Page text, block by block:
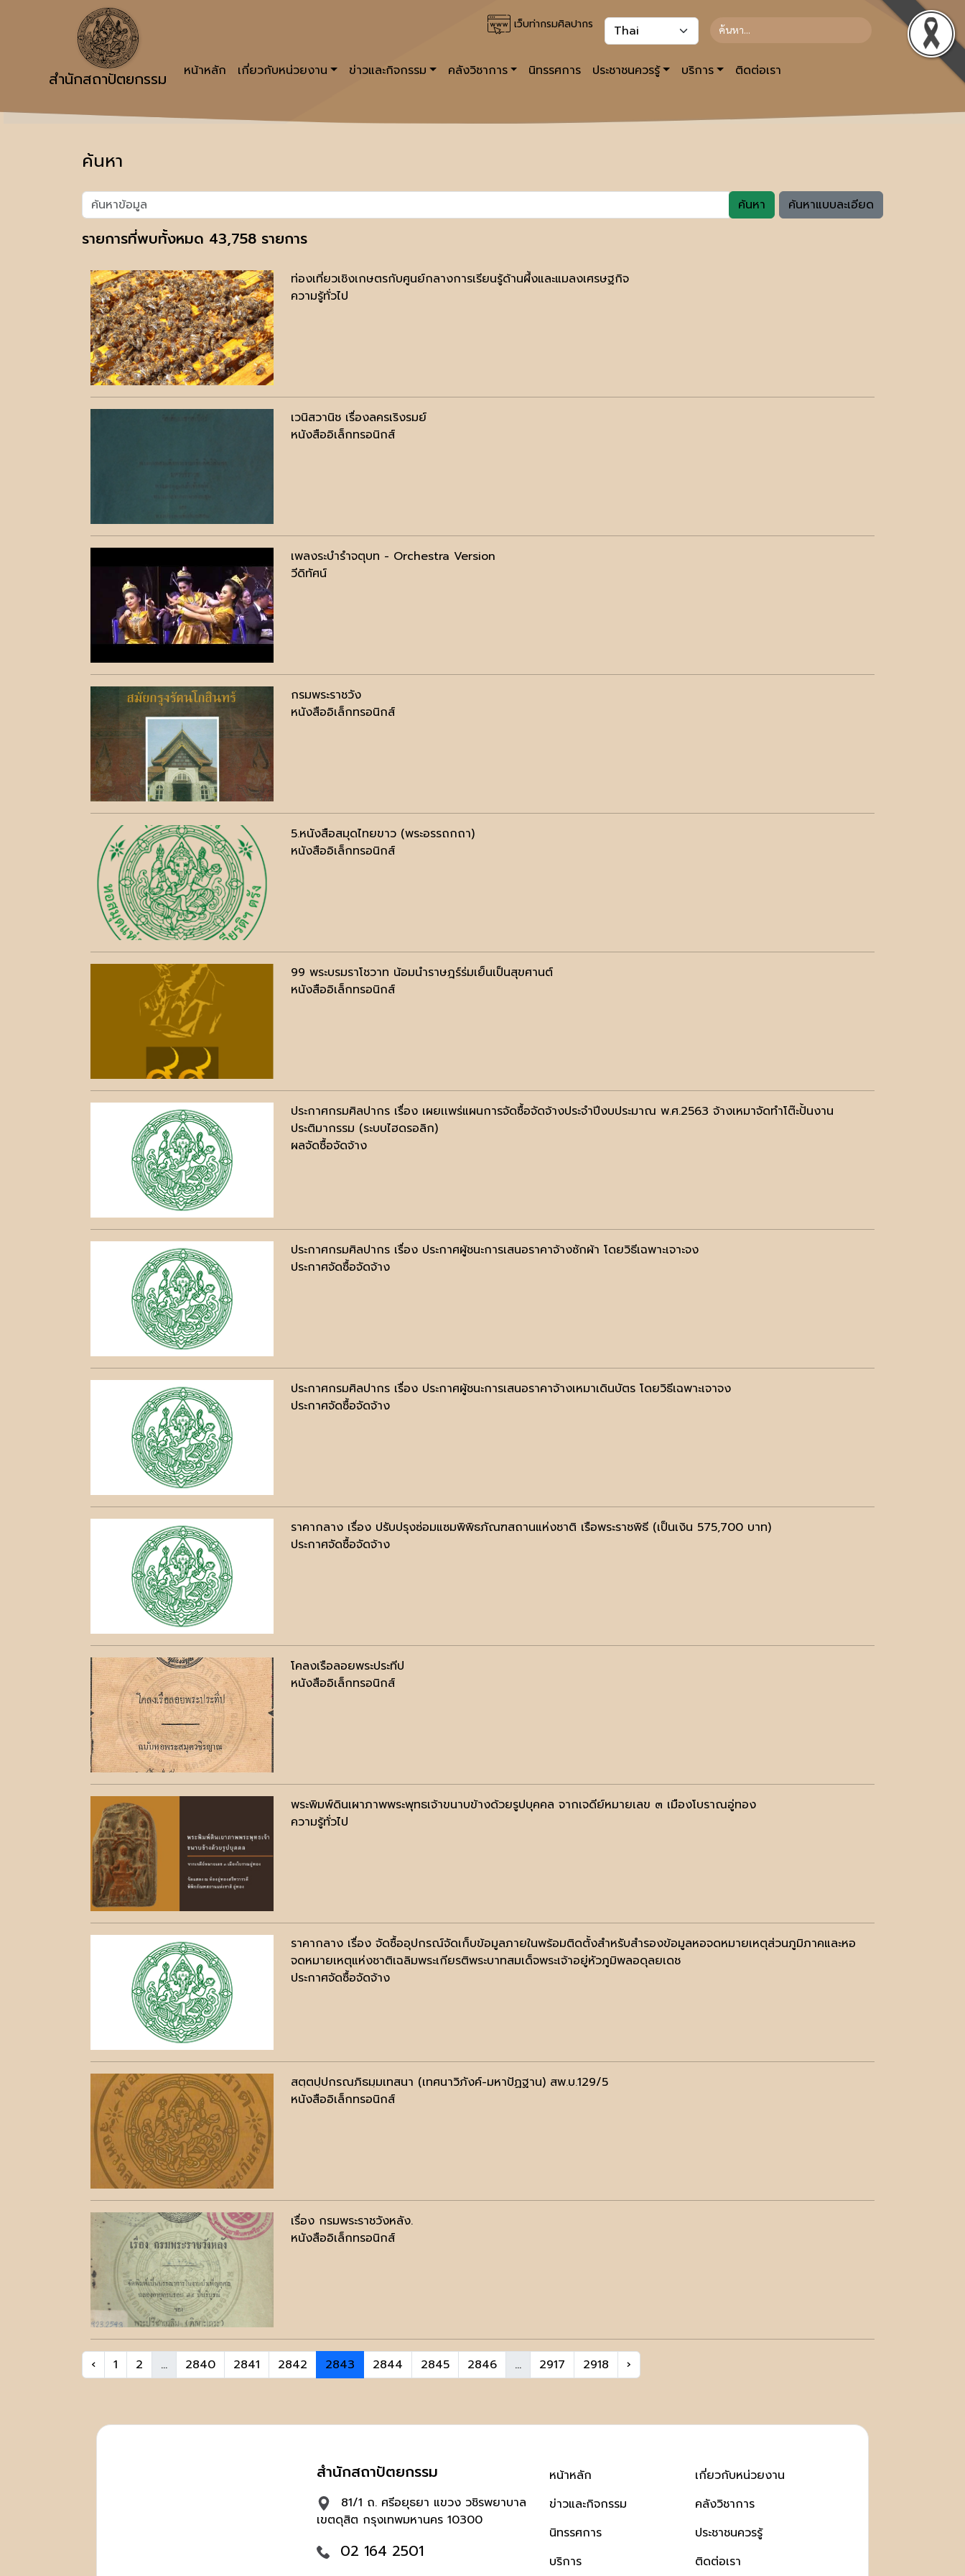
เว็บท่ากรมศิลปากร
สำนักสถาปัตยกรรม หน้าหลัก เกี่ยวกับหน่วยงาน ข่าวและกิจกรรม คลังวิชาการ นิทรรศการ ประชาชนควรรู้ บริการ ติดต่อเรา
ค้นหา
ค้นหา ค้นหาแบบละเอียด
รายการที่พบทั้งหมด 43,758 รายการ
ท่องเที่ยวเชิงเกษตรกับศูนย์กลางการเรียนรู้ด้านผึ้งและแมลงเศรษฐกิจ
ความรู้ทั่วไป
เวนิสวานิช เรื่องลครเริงรมย์
หนังสืออิเล็กทรอนิกส์
เพลงระบำรำจตุบท - Orchestra Version
วีดิทัศน์
กรมพระราชวัง
หนังสืออิเล็กทรอนิกส์
5.หนังสือสมุดไทยขาว (พระอรรถกถา)
หนังสืออิเล็กทรอนิกส์
99 พระบรมราโชวาท น้อมนำราษฎร์ร่มเย็นเป็นสุขศานต์
หนังสืออิเล็กทรอนิกส์
ประกาศกรมศิลปากร เรื่อง เผยเเพร่แผนการจัดซื้อจัดจ้างประจำปีงบประมาณ พ.ศ.2563 จ้างเหมาจัดทำโต๊ะปั้นงาน
ประติมากรรม (ระบบไฮดรอลิก)
ผลจัดซื้อจัดจ้าง
ประกาศกรมศิลปากร เรื่อง ประกาศผู้ชนะการเสนอราคาจ้างซักผ้า โดยวิธีเฉพาะเจาะจง
ประกาศจัดซื้อจัดจ้าง
ประกาศกรมศิลปากร เรื่อง ประกาศผู้ชนะการเสนอราคาจ้างเหมาเดินบัตร โดยวิธีเฉพาะเจาจง
ประกาศจัดซื้อจัดจ้าง
ราคากลาง เรื่อง ปรับปรุงซ่อมแซมพิพิธภัณฑสถานแห่งชาติ เรือพระราชพิธี (เป็นเงิน 575,700 บาท)
ประกาศจัดซื้อจัดจ้าง
โคลงเรือลอยพระประทีป
หนังสืออิเล็กทรอนิกส์
พระพิมพ์ดินเผาภาพพระพุทธเจ้าขนาบข้างด้วยรูปบุคคล จากเจดีย์หมายเลข ๓ เมืองโบราณอู่ทอง
ความรู้ทั่วไป
ราคากลาง เรื่อง จัดซื้ออุปกรณ์จัดเก็บข้อมูลภายในพร้อมติดตั้งสำหรับสำรองข้อมูลหอจดหมายเหตุส่วนภูมิภาคและหอ
จดหมายเหตุแห่งชาติเฉลิมพระเกียรติพระบาทสมเด็จพระเจ้าอยู่หัวภูมิพลอดุลยเดช
ประกาศจัดซื้อจัดจ้าง
สตฺตปฺปกรณภิธมฺมเทสนา (เทศนาวิภังค์-มหาปัฏฐาน) สพ.บ.129/5
หนังสืออิเล็กทรอนิกส์
เรื่อง กรมพระราชวังหลัง.
หนังสืออิเล็กทรอนิกส์
‹ 1 2 ... 2840 2841 2842 2843 2844 2845 2846 ... 2917 2918 ›
สำนักสถาปัตยกรรม
81/1 ถ. ศรีอยุธยา แขวง วชิรพยาบาล
เขตดุสิต กรุงเทพมหานคร 10300
02 164 2501
หน้าหลัก
ข่าวและกิจกรรม
นิทรรศการ
บริการ
เกี่ยวกับหน่วยงาน
คลังวิชาการ
ประชาชนควรรู้
ติดต่อเรา